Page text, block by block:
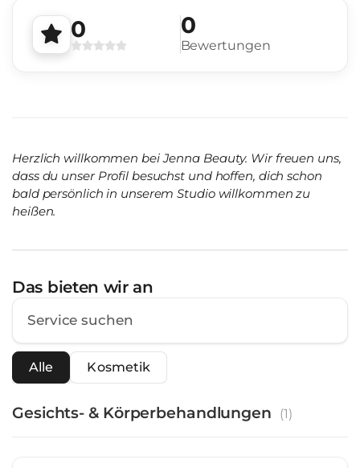
0 0
Bewertungen
Herzlich willkommen bei Jenna Beauty. Wir freuen uns,
dass du unser Profil besuchst und hoffen, dich schon
bald persönlich in unserem Studio willkommen zu
heißen.
Das bieten wir an
Alle Kosmetik
Gesichts- & Körperbehandlungen (1)